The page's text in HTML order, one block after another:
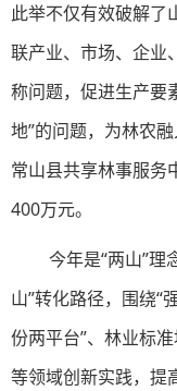
此举不仅有效破解了
联产业、市场、企业
称问题，促进生产要
地”的问题，为林农
常山县共享林事服务
400万元。
今年是“两山”理
山”转化路径，围绕“
份两平台”、林业标
等领域创新实践，提